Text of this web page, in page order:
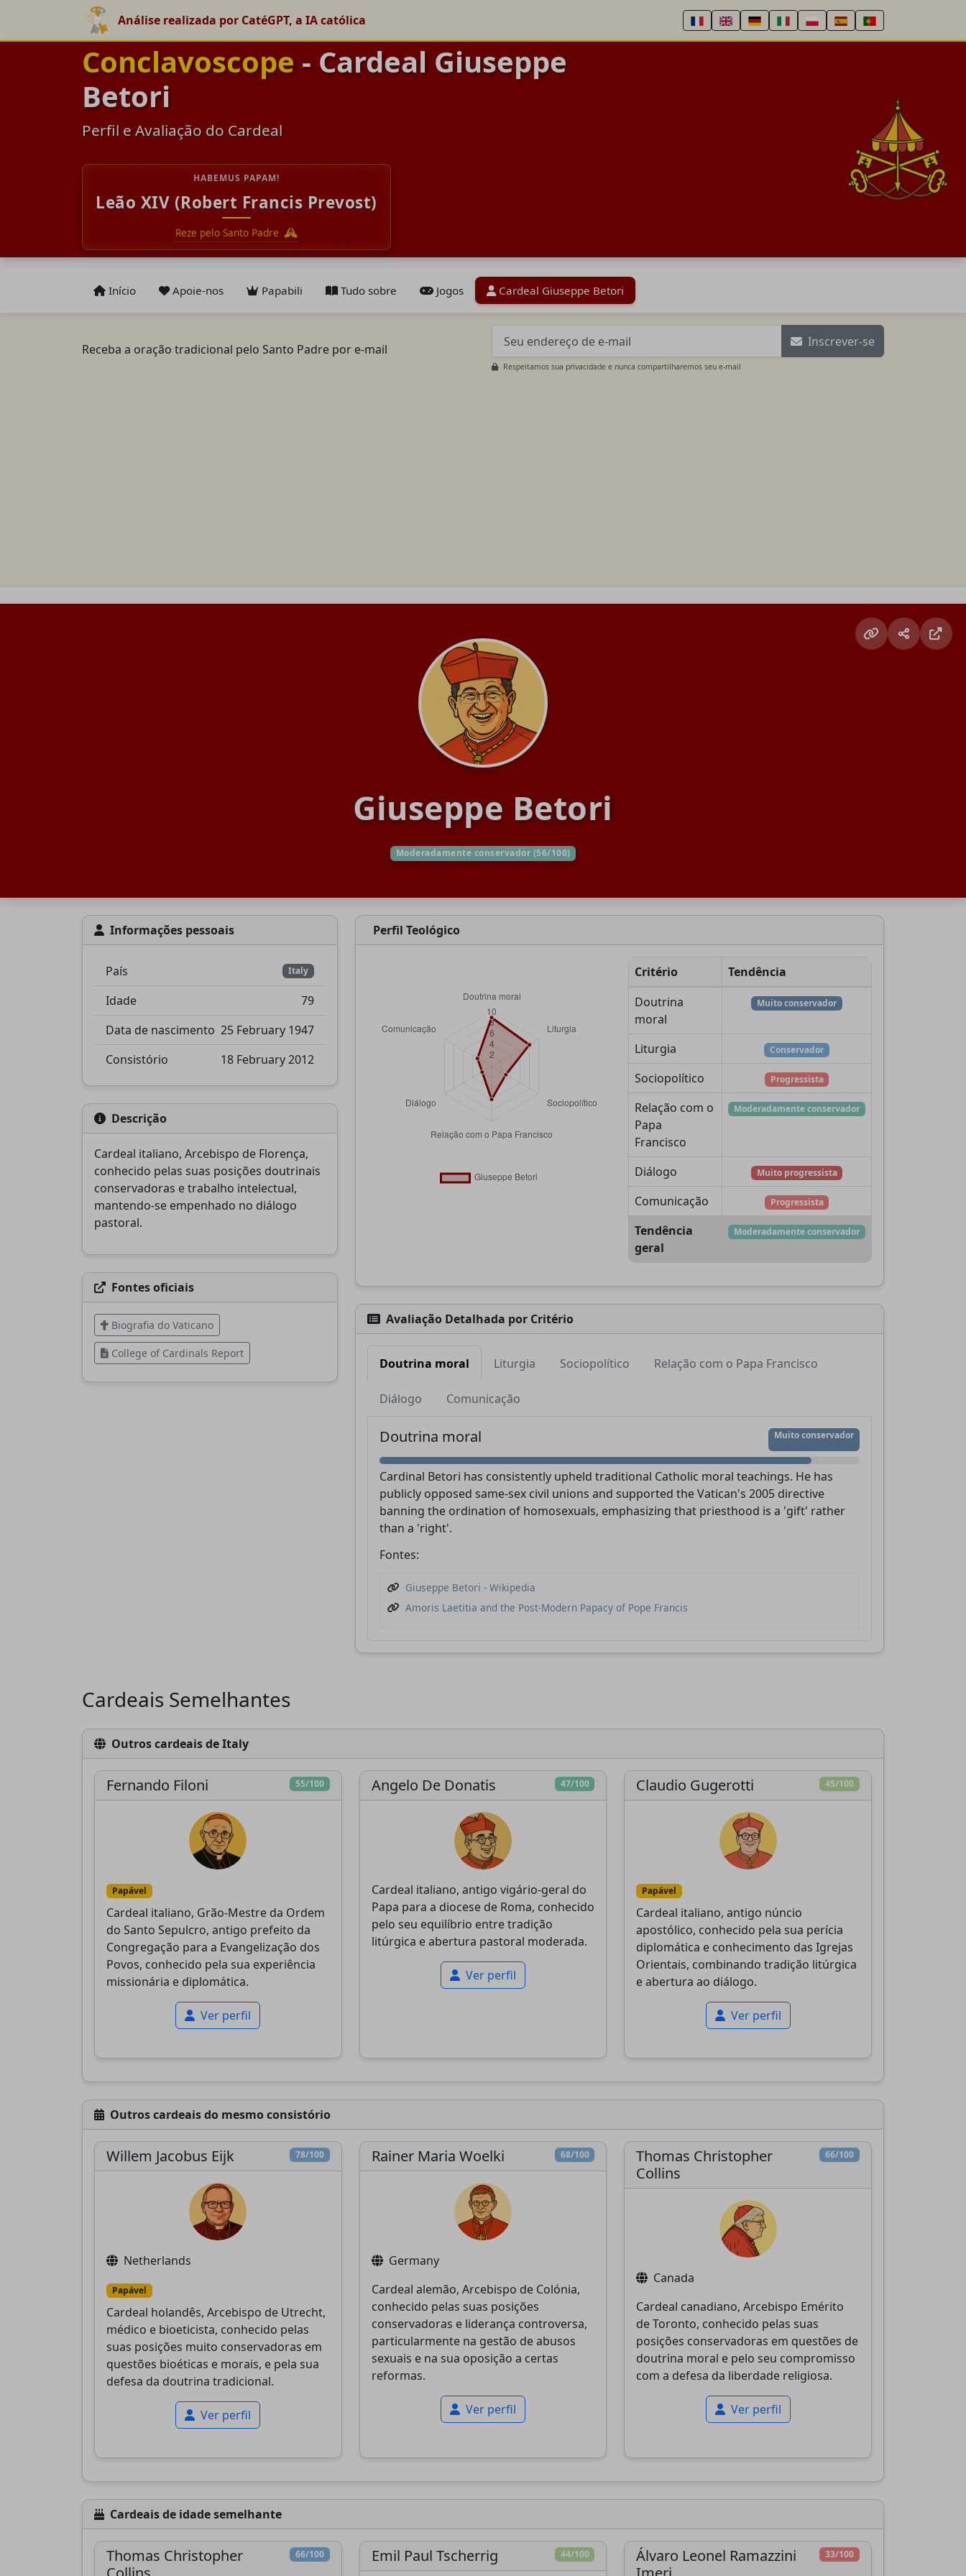
Análise realizada por CatéGPT, a IA católica
Conclavoscope - Cardeal Giuseppe
Betori
Perfil e Avaliação do Cardeal
HABEMUS PAPAM!
Leão XIV (Robert Francis Prevost)
Reze pelo Santo Padre
Início Apoie-nos Papabili Tudo sobre Jogos Cardeal Giuseppe Betori
Receba a oração tradicional pelo Santo Padre por e-mail Inscrever-se
Respeitamos sua privacidade e nunca compartilharemos seu e-mail
Giuseppe Betori
Moderadamente conservador (56/100)
Informações pessoais
País Italy
Idade
79
Data de nascimento 25 February 1947
Consistório
18 February 2012
Descrição
Cardeal italiano, Arcebispo de Florença,
conhecido pelas suas posições doutrinais
conservadoras e trabalho intelectual,
mantendo-se empenhado no diálogo
pastoral.
Fontes oficiais
Biografia do Vaticano
College of Cardinals Report
Perfil Teológico
Critério
Tendência
Doutrina
moral
Muito conservador
Liturgia Conservador
Sociopolítico Progressista
Relação com o
Papa
Francisco
Moderadamente conservador
Diálogo Muito progressista
Comunicação Progressista
Tendência
geral
Moderadamente conservador
Avaliação Detalhada por Critério
Doutrina moral Liturgia Sociopolítico Relação com o Papa Francisco
Diálogo Comunicação
Doutrina moral Muito conservador
Cardinal Betori has consistently upheld traditional Catholic moral teachings. He has
publicly opposed same-sex civil unions and supported the Vatican's 2005 directive
banning the ordination of homosexuals, emphasizing that priesthood is a 'gift' rather
than a 'right'.
Fontes:
Giuseppe Betori - Wikipedia
Amoris Laetitia and the Post-Modern Papacy of Pope Francis
Cardeais Semelhantes
Outros cardeais de Italy
55/100
Fernando Filoni
Papável
Cardeal italiano, Grão-Mestre da Ordem
do Santo Sepulcro, antigo prefeito da
Congregação para a Evangelização dos
Povos, conhecido pela sua experiência
missionária e diplomática.
Ver perfil
47/100
Angelo De Donatis
Cardeal italiano, antigo vigário-geral do
Papa para a diocese de Roma, conhecido
pelo seu equilíbrio entre tradição
litúrgica e abertura pastoral moderada.
Ver perfil
45/100
Claudio Gugerotti
Papável
Cardeal italiano, antigo núncio
apostólico, conhecido pela sua perícia
diplomática e conhecimento das Igrejas
Orientais, combinando tradição litúrgica
e abertura ao diálogo.
Ver perfil
Outros cardeais do mesmo consistório
78/100
Willem Jacobus Eijk
Netherlands
Papável
Cardeal holandês, Arcebispo de Utrecht,
médico e bioeticista, conhecido pelas
suas posições muito conservadoras em
questões bioéticas e morais, e pela sua
defesa da doutrina tradicional.
Ver perfil
68/100
Rainer Maria Woelki
Germany
Cardeal alemão, Arcebispo de Colónia,
conhecido pelas suas posições
conservadoras e liderança controversa,
particularmente na gestão de abusos
sexuais e na sua oposição a certas
reformas.
Ver perfil
66/100
Thomas Christopher
Collins
Canada
Cardeal canadiano, Arcebispo Emérito
de Toronto, conhecido pelas suas
posições conservadoras em questões de
doutrina moral e pelo seu compromisso
com a defesa da liberdade religiosa.
Ver perfil
Cardeais de idade semelhante
66/100
Thomas Christopher
44/100
Emil Paul Tscherrig 33/100
Álvaro Leonel Ramazzini
Apoie a CatéGPT
Ajude-nos a continuar nossa missão
CatéGPT, a organização por trás do
continuar desenvolvendo ferramentas de análise
Desenvolvimento
Pesquisa
Análise
Doar Mais tarde